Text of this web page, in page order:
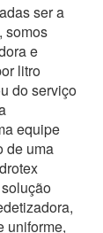
ser a
, somos
e
litro
do serviço
equipe
de uma
uniforme,